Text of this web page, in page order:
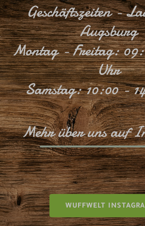
Geschäftszeiten -
Augsburg
Montag - Freitag:
Uhr
Samstag: 10:00 -
Mehr über uns auf
WUFFWELT